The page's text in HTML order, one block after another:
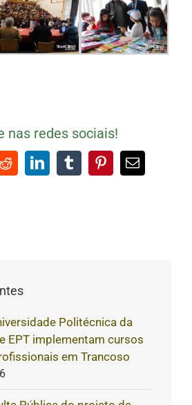
nas redes sociais!
RedditLinkedInTumblrPinterestEmail
Politécnica da
EPT implementam cursos
em Trancoso